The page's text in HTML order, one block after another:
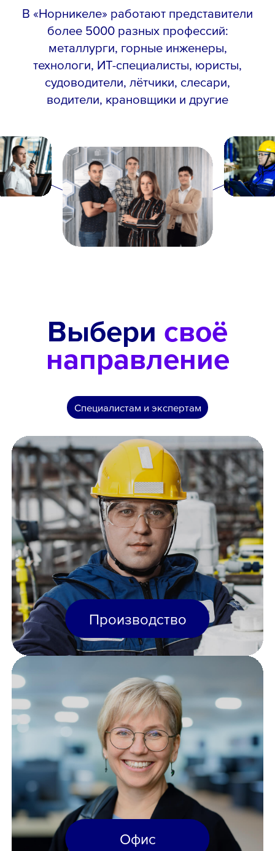
В «Норникеле» работают представители
более 5000 разных профессий:
металлурги, горные инженеры,
технологи, ИТ-специалисты, юристы,
судоводители, лётчики, слесари,
водители, крановщики и другие
Выбери своё
направление
Специалистам и экспертам
Производство
Офис